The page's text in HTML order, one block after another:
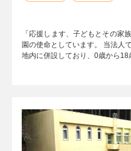
「応援します、子どもとその家
園の使命としています。 当法人
地内に併設しており、0歳から